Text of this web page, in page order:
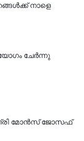
നാളെ
ചേർന്നു
മോൻസ് ജോസഫ്